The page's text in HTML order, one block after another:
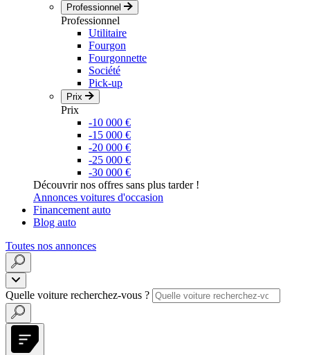
Professionnel
Professionnel
Utilitaire
Fourgon
Fourgonnette
Société
Pick-up
Prix
Prix
-10 000 €
-15 000 €
-20 000 €
-25 000 €
-30 000 €
Découvrir nos offres sans plus tarder !
Annonces voitures d'occasion
Financement auto
Blog auto
Toutes nos annonces
Quelle voiture recherchez-vous ?